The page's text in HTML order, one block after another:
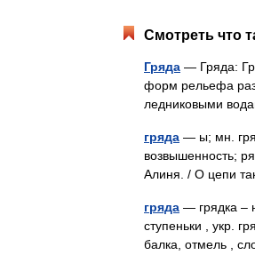
Смотреть что
Гряда — Гряда:
форм рельефа
ледниковыми
гряда — ы; мн.
возвышенность;
Алиня. / О цепи
гряда — грядка –
ступеньки , укр.
балка, отмель ,